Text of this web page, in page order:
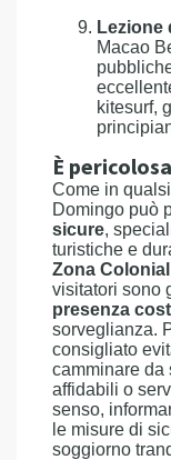
Lezione
Macao
kitesurf,
È
Come in
Domingo può
sicure,
turistiche e
Zona Colonial
visitatori sono
presenza
sorveglianza.
consigliato
camminare da
affidabili o
senso,
le misure di
soggiorno